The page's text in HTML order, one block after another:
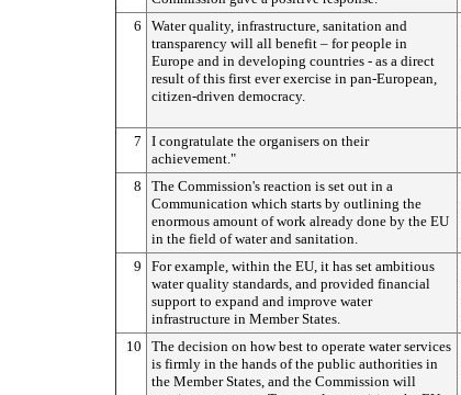
6
Water quality, infrastructure, sanitation and
transparency will all benefit – for people in
Europe and in developing countries - as a direct
result of this first ever exercise in pan-European,
citizen-driven democracy.
7
I congratulate the organisers on their
achievement."
8
The Commission's reaction is set out in a
Communication which starts by outlining the
enormous amount of work already done by the EU
in the field of water and sanitation.
9
For example, within the EU, it has set ambitious
water quality standards, and provided financial
support to expand and improve water
infrastructure in Member States.
10
The decision on how best to operate water services
is firmly in the hands of the public authorities in
the Member States, and the Commission will